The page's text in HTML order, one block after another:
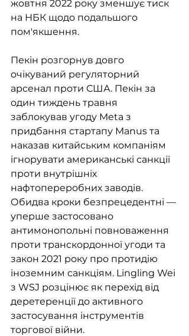
жовтня 2022 року зменшує тиск
на НБК щодо подальшого
пом'якшення.
Пекін розгорнув довго
очікуваний регуляторний
арсенал проти США. Пекін за
один тиждень травня
заблокував угоду Meta з
придбання стартапу Manus та
наказав китайським компаніям
ігнорувати американські санкції
проти внутрішніх
нафтопереробних заводів.
Обидва кроки безпрецедентні —
уперше застосовано
антимонопольні повноваження
проти транскордонної угоди та
закон 2021 року про протидію
іноземним санкціям. Lingling Wei
з WSJ розцінює як перехід від
деретеренції до активного
застосування інструментів
торгової війни.